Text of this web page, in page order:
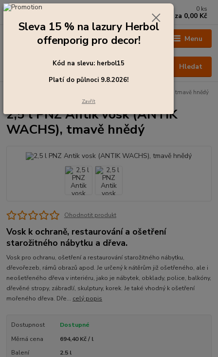
Menu
Hledat
+420 273 136 255
0 ks
za 0,00 Kč
2,5 l PNZ Antik vosk (ANTIK WACHS), tmavě hnědý
2,5 l PNZ Antik vosk (ANTIK
WACHS), tmavě hnědý
Ohodnotit produkt
Vosk k ochraně, restaurování a ošetření
starožitného nábytku a dřeva.
Vosk pro ochranu, ošetření a restaurování starožitného nábytku,
dřevořezeb, rámů obrazů apod. Je určený k nátěrům již ošetřeného, ale i
neošetřeného dřeva v interiéru, jako je nábytek, obklady, police, balkóny,
dřevěné stropy, zábradlí, skulptury, korek. Je také vhodný k ošetření
mořeného dřeva. Dře... celý popis
Dostupnost
Dostupné
Měrná cena
694,40 Kč / l
Balení
2.5 l
Sleva 15 % na lazury Herbol
offenporig pro decor!
Kód na slevu: herbol15
Platí do půlnoci 9.8.2026!
Zavřít